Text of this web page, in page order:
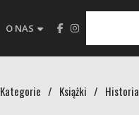
O NAS
Kategorie / Książki / Historia